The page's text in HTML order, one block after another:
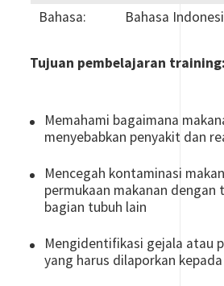
Bahasa:
Bahasa
Tujuan pembelajaran training:
Memahami bagaimana
menyebabkan penyakit dan
Mencegah kontaminasi
permukaan makanan dengan
bagian tubuh lain
Mengidentifikasi gejala atau
yang harus dilaporkan